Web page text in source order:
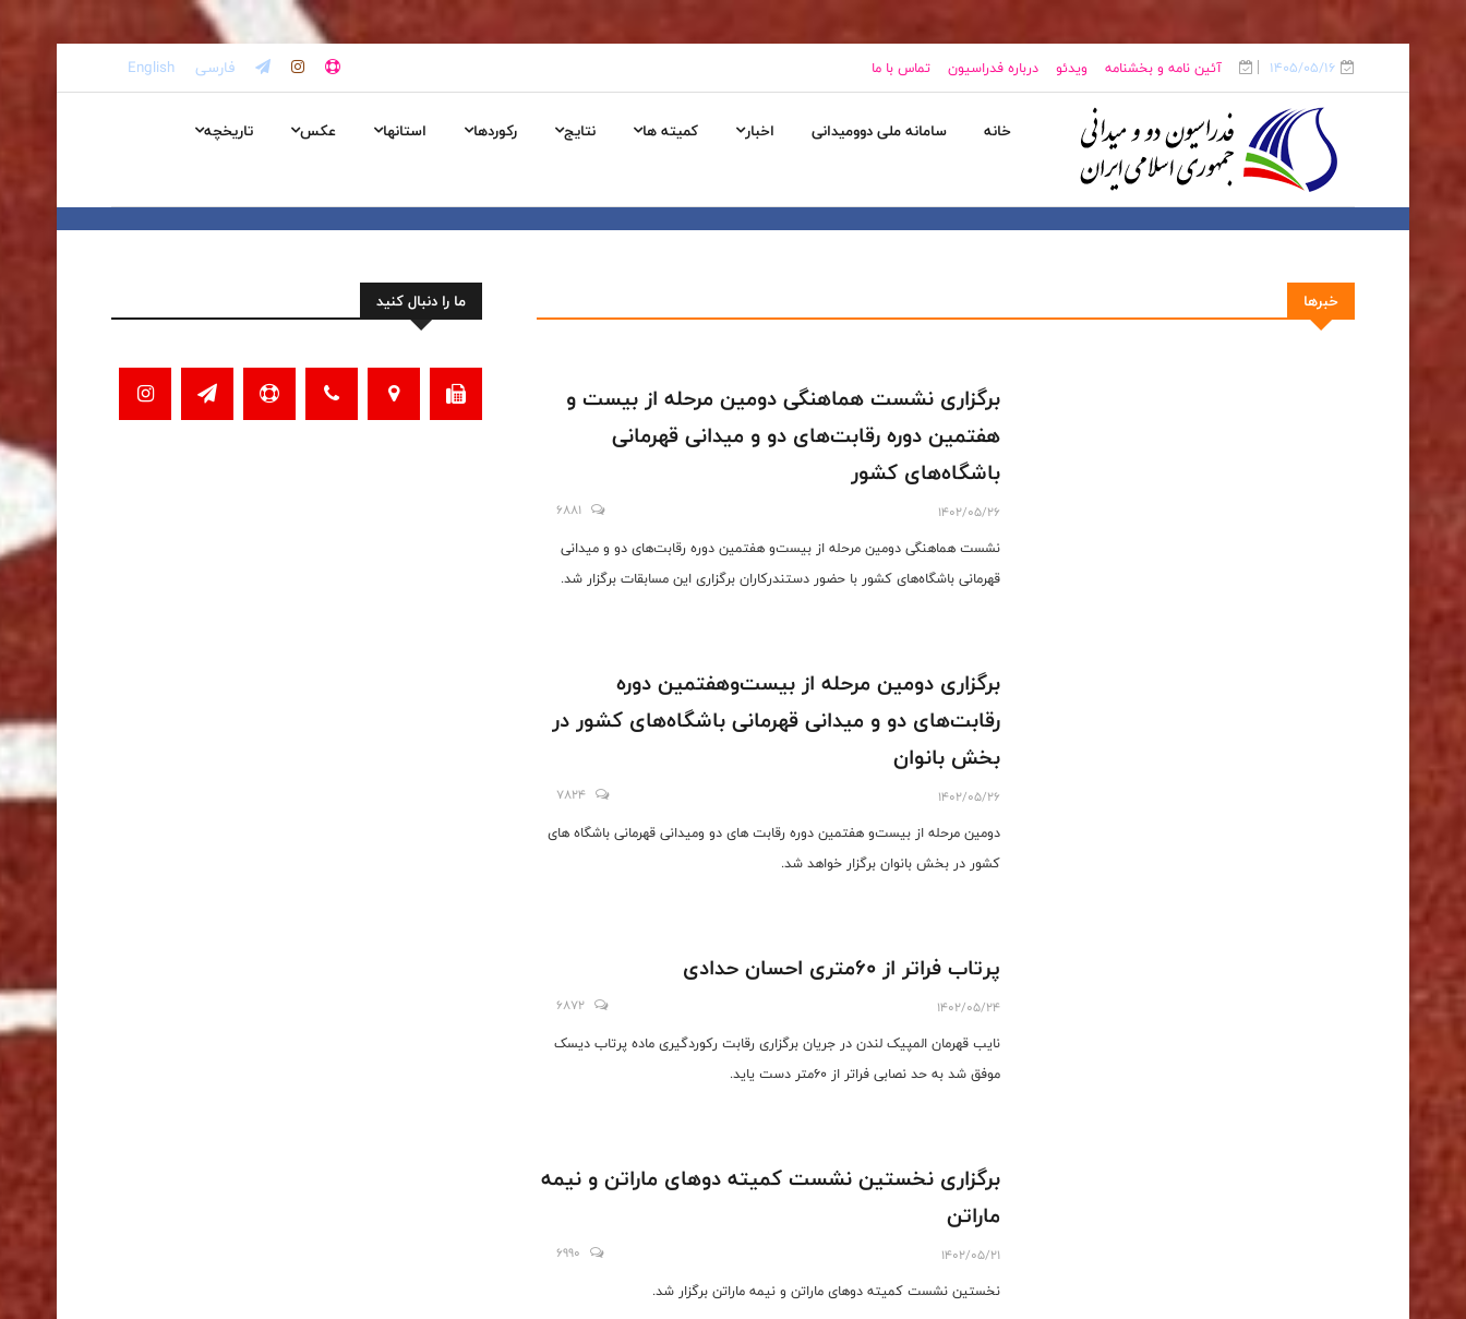
1405/05/16 آئین نامه و بخشنامه ویدئو درباره فدراسیون تماس با ما فارسی English
خانه سامانه ملی دوومیدانی اخبار کمیته ها نتایج رکوردها استانها عکس تاریخچه
خبرها
برگزاری نشست هماهنگی دومین مرحله از بیست و
هفتمین دوره رقابت‌های دو و میدانی قهرمانی
باشگاه‌های کشور
1402/05/26
6881
نشست هماهنگی دومین مرحله از بیست‌و هفتمین دوره رقابت‌های دو و میدانی
قهرمانی باشگاه‌های کشور با حضور دستندرکاران برگزاری این مسابقات برگزار شد.
برگزاری دومین مرحله از بیست‌وهفتمین دوره
رقابت‌های دو و میدانی قهرمانی باشگاه‌های کشور در
بخش بانوان
1402/05/26
7824
دومین مرحله از بیست‌و هفتمین دوره رقابت های دو و‌میدانی قهرمانی باشگاه های
کشور در بخش بانوان برگزار خواهد شد.
پرتاب فراتر از ۶۰متری احسان حدادی
1402/05/24
6872
نایب قهرمان المپیک لندن در جریان برگزاری رقابت رکوردگیری ماده پرتاب دیسک
موفق شد به حد نصابی فراتر از ۶۰متر دست یاید.
برگزاری نخستین نشست کمیته دوهای ماراتن و نیمه
ماراتن
1402/05/21
6990
نخستین نشست کمیته دوهای ماراتن و نیمه ماراتن برگزار شد.
ما را دنبال کنید